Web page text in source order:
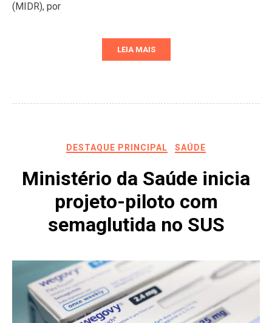
(MIDR), por
LEIA MAIS
DESTAQUE PRINCIPAL SAÚDE
Ministério da Saúde inicia
projeto-piloto com
semaglutida no SUS